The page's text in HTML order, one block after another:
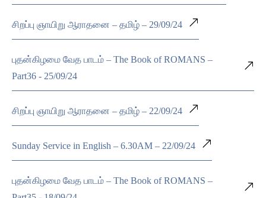
சிறப்பு ஞாயிறு ஆராதனை – தமிழ் – 29/09/24
புதன்கிழமை வேத பாடம் – The Book of ROMANS –
Part36 - 25/09/24
சிறப்பு ஞாயிறு ஆராதனை – தமிழ் – 22/09/24
Sunday Service in English – 6.30AM – 22/09/24
புதன்கிழமை வேத பாடம் – The Book of ROMANS –